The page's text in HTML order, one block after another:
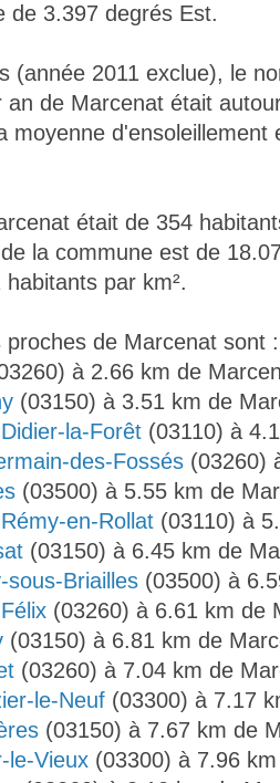
de 3.397 degrés Est.
(année 2011 exclue), le
an de Marcenat était
moyenne d'ensoleillement
était de 354
la commune est de
par km².
proches de Marcenat sont :
à 2.66 km de
(03150) à 3.51 km de
la-Forêt (03110) à
des-Fossés (03260)
(03500) à 5.55 km de
en-Rollat (03110) à
(03150) à 6.45 km de
sous-Briailles (03500) à
(03260) à 6.61 km de
(03150) à 6.81 km de
(03260) à 7.04 km de
le-Neuf (03300) à 7.17
(03150) à 7.67 km de
le-Vieux (03300) à 7.96